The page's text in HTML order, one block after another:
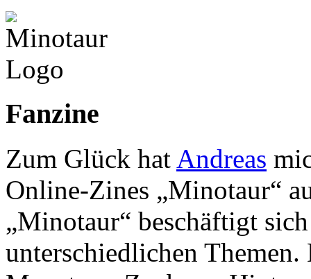
Fanzine
Zum Glück hat Andreas
Online-Zines „Minotaur“
„Minotaur“ beschäftigt
unterschiedlichen